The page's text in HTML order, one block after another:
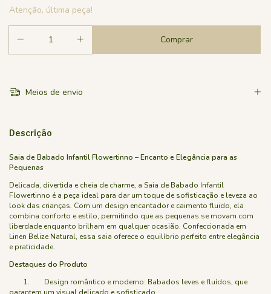
Atenção, última peça!
Meios de envio
Descrição
Saia de Babado Infantil Flowertinno – Encanto e Elegância para as
Pequenas
Delicada, divertida e cheia de charme, a Saia de Babado Infantil
Flowertinno é a peça ideal para dar um toque de sofisticação e leveza ao
look das crianças. Com um design encantador e caimento fluido, ela
combina conforto e estilo, permitindo que as pequenas se movam com
liberdade enquanto brilham em qualquer ocasião. Confeccionada em
Linen Belize Natural, essa saia oferece o equilíbrio perfeito entre elegância
e praticidade.
Destaques do Produto
1. Design romântico e moderno: Babados leves e fluídos, que